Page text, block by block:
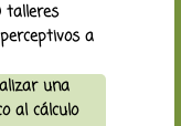
talleres
a
una
al cálculo